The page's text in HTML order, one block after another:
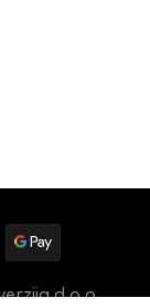
d.o.o.